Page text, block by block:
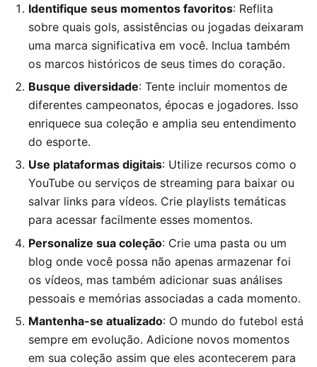
Identifique seus momentos favoritos: Reflita
sobre quais gols, assistências ou jogadas deixaram
uma marca significativa em você. Inclua também
os marcos históricos de seus times do coração.
Busque diversidade: Tente incluir momentos de
diferentes campeonatos, épocas e jogadores. Isso
enriquece sua coleção e amplia seu entendimento
do esporte.
Use plataformas digitais: Utilize recursos como o
YouTube ou serviços de streaming para baixar ou
salvar links para vídeos. Crie playlists temáticas
para acessar facilmente esses momentos.
Personalize sua coleção: Crie uma pasta ou um
blog onde você possa não apenas armazenar foi
os vídeos, mas também adicionar suas análises
pessoais e memórias associadas a cada momento.
Mantenha-se atualizado: O mundo do futebol está
sempre em evolução. Adicione novos momentos
em sua coleção assim que eles acontecerem para